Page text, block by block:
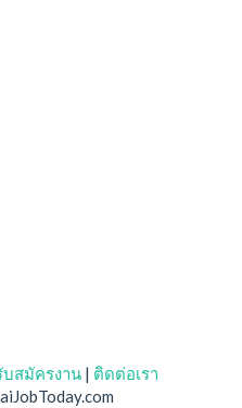
บสมัครงาน | ติดต่อเรา